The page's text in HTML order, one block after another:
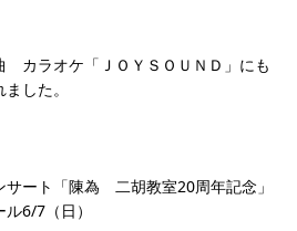
カラオケ「ＪＯＹＳＯＵＮＤ」にも
した。
サート「陳為 二胡教室20周年記念」
6/7（日）